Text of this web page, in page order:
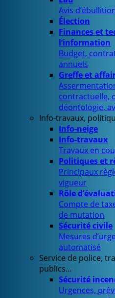
Avis
Élection
Finances et
l’information
Budget,
annuels
Greffe et
contractuelle,
déontologie,
Info-travaux,
Info-neige
Info-travaux
Travaux en
Politiques et
Principaux
vigueur
Rôle
Compte de
de mutation
Sécurité civile
Mesures
automatisé
Service de police,
publics…
Sécurité
Urgences,